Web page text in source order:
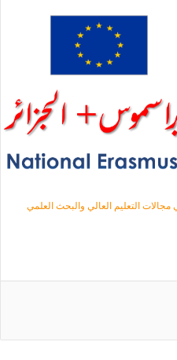
التعليم العالي والبحث العلمي